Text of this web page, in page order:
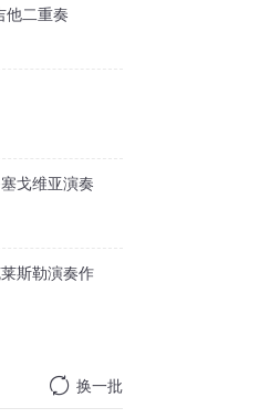
他二重奏
戈维亚演奏
斯勒演奏作
换一批